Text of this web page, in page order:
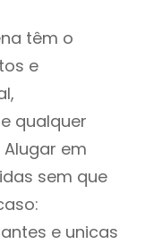
têm o
e
qualquer
em
sem que
e unicas